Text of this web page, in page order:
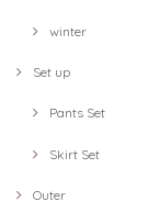
winter
Set up
Pants Set
Skirt Set
Outer